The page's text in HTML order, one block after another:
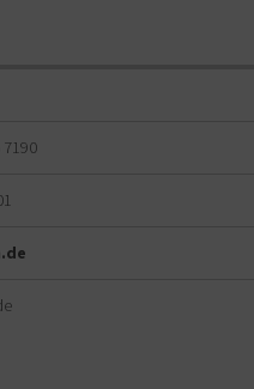
7190